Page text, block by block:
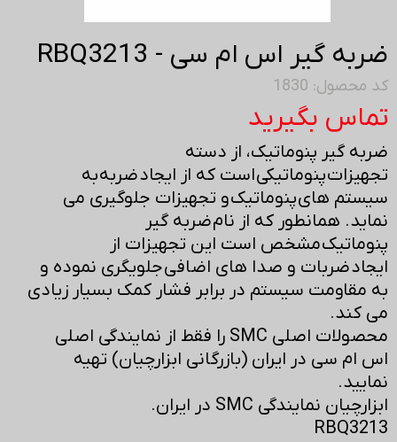
ضربه گیر اس ام سی - RBQ3213
کد محصول: 1830
تماس بگیرید
ضربه گیر پنوماتیک ، از دسته
تجهیزات پنوماتیکی است که از ایجاد ضربه به
سیستم های پنوماتیک و تجهیزات جلوگیری می
نماید. همانطور که از نام ضربه گیر
پنوماتیک مشخص است این تجهیزات از
ایجاد ضربات و صدا های اضافی جلویگری نموده و
به مقاومت سیستم در برابر فشار کمک بسیار زیادی
می کند.
محصولات اصلی SMC را فقط از نمایندگی اصلی
اس ام سی در ایران (بازرگانی ابزارچیان) تهیه
نمایید.
ابزارچیان نمایندگی SMC در ایران.
RBQ3213